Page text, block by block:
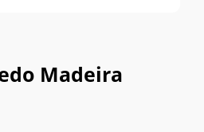
Madeira